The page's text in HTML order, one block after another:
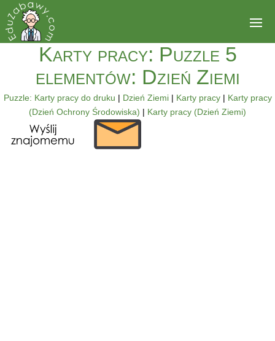
Karty pracy: Puzzle 5
elementów: Dzień Ziemi
Puzzle: Karty pracy do druku | Dzień Ziemi| Karty pracy| Karty pracy
(Dzień Ochrony Środowiska) | Karty pracy (Dzień Ziemi)